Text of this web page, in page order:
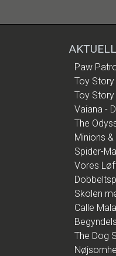
Paw
Toy Story
Toy Story
Vaiana -
The
Minions
Spider-
Vores
Skolen
Calle
The Dog